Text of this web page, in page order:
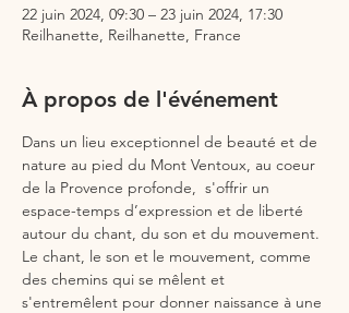
22 juin 2024, 09:30 – 23 juin 2024, 17:30
Reilhanette, Reilhanette, France
À propos de l'événement
Dans un lieu exceptionnel de beauté et de
nature au pied du Mont Ventoux, au coeur
de la Provence profonde,  s'offrir un
espace-temps d’expression et de liberté
autour du chant, du son et du mouvement.
Le chant, le son et le mouvement, comme
des chemins qui se mêlent et
s'entremêlent pour donner naissance à une